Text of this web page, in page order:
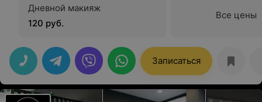
Дневной макияж
120 руб.
Все цены
Записаться